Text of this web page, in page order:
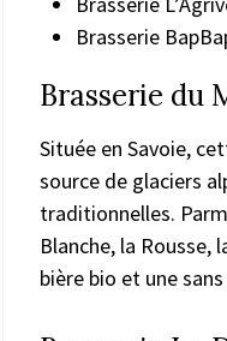
Brasserie
Brasserie du
Située en Savoie,
source de glaciers
traditionnelles.
Blanche, la Rousse,
bière bio et une